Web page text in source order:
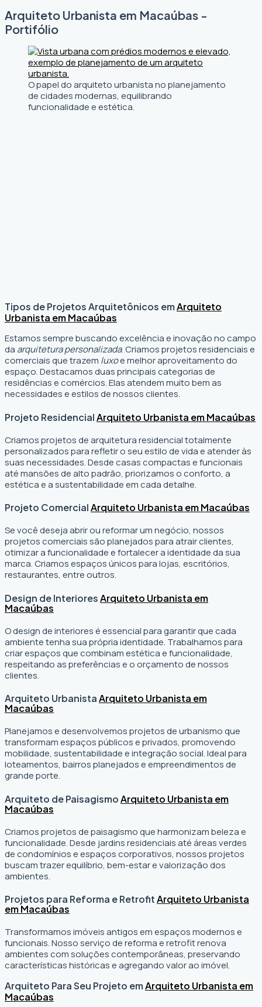
Arquiteto Urbanista em Macaúbas -
Portifólio
O papel do arquiteto urbanista no planejamento
de cidades modernas, equilibrando
funcionalidade e estética.
Tipos de Projetos Arquitetônicos emArquiteto
Urbanista em Macaúbas
Estamos sempre buscando excelência e inovação no campo
da arquitetura personalizada. Criamos projetos residenciais e
comerciais que trazem luxoe melhor aproveitamento do
espaço. Destacamos duas principais categorias de
residências e comércios. Elas atendem muito bem as
necessidades e estilos de nossos clientes.
Projeto ResidencialArquiteto Urbanista em Macaúbas
Criamos projetos de arquitetura residencial totalmente
personalizados para refletir o seu estilo de vida e atender às
suas necessidades. Desde casas compactas e funcionais
até mansões de alto padrão, priorizamos o conforto, a
estética e a sustentabilidade em cada detalhe.
Projeto ComercialArquiteto Urbanista em Macaúbas
Se você deseja abrir ou reformar um negócio, nossos
projetos comerciais são planejados para atrair clientes,
otimizar a funcionalidade e fortalecer a identidade da sua
marca. Criamos espaços únicos para lojas, escritórios,
restaurantes, entre outros.
Design de InterioresArquiteto Urbanista em
Macaúbas
O design de interiores é essencial para garantir que cada
ambiente tenha sua própria identidade. Trabalhamos para
criar espaços que combinam estética e funcionalidade,
respeitando as preferências e o orçamento de nossos
clientes.
Arquiteto UrbanistaArquiteto Urbanista em
Macaúbas
Planejamos e desenvolvemos projetos de urbanismo que
transformam espaços públicos e privados, promovendo
mobilidade, sustentabilidade e integração social. Ideal para
loteamentos, bairros planejados e empreendimentos de
grande porte.
Arquiteto de PaisagismoArquiteto Urbanista em
Macaúbas
Criamos projetos de paisagismo que harmonizam beleza e
funcionalidade. Desde jardins residenciais até áreas verdes
de condomínios e espaços corporativos, nossos projetos
buscam trazer equilíbrio, bem-estar e valorização dos
ambientes.
Projetos para Reforma e RetrofitArquiteto Urbanista
em Macaúbas
Transformamos imóveis antigos em espaços modernos e
funcionais. Nosso serviço de reforma e retrofit renova
ambientes com soluções contemporâneas, preservando
características históricas e agregando valor ao imóvel.
Arquiteto Para Seu Projeto emArquiteto Urbanista em
Macaúbas